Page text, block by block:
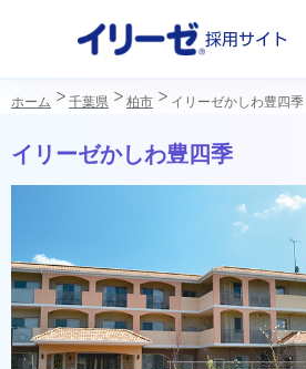
採用サイト
ホーム 千葉県 柏市 イリーゼかしわ豊四季
イリーゼかしわ豊四季